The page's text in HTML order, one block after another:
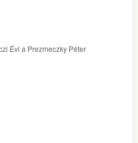
Évi a Prezmeczky Péter